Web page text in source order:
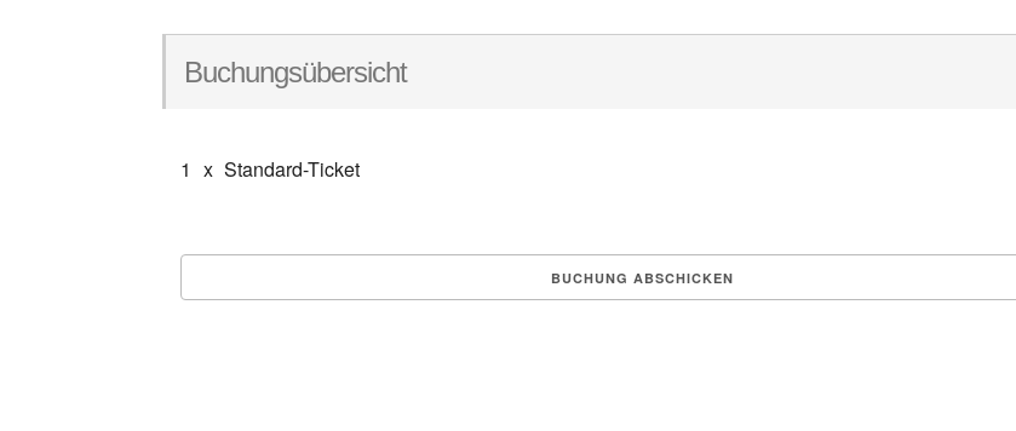
Buchungsübersicht
1 x Standard-Ticket